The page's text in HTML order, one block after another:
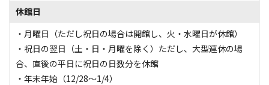
休館日
・月曜日（ただし祝日の場合は開館し、火・水曜日が休館）
・祝日の翌日（土・日・月曜を除く）ただし、大型連休の場
合、直後の平日に祝日の日数分を休館
・年末年始（12/28～1/4）